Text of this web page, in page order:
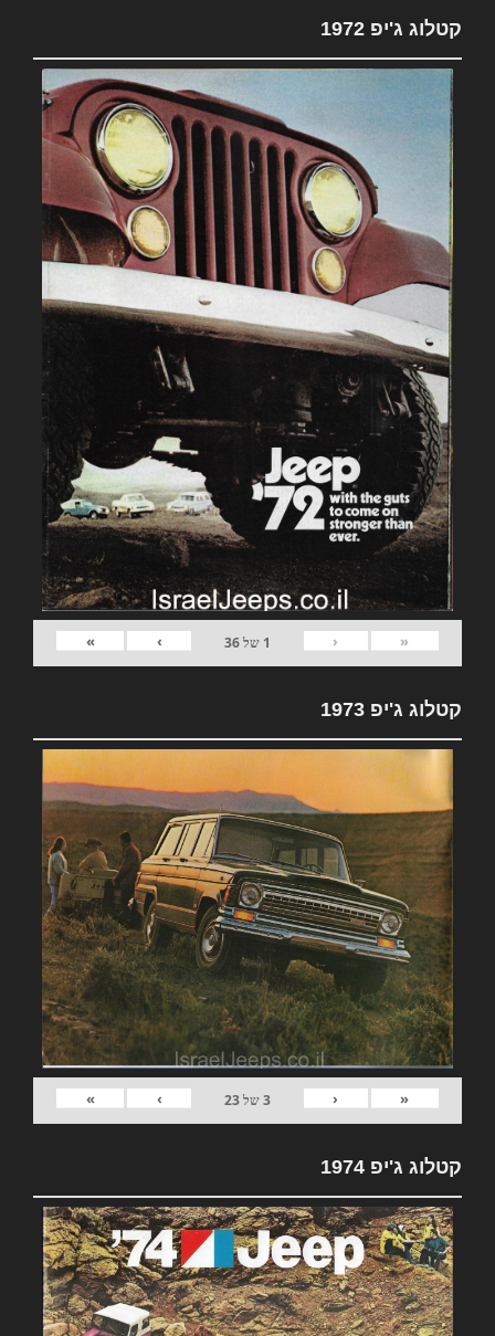
קטלוג ג'יפ 1972
«
‹
1 של36
›
»
קטלוג ג'יפ 1973
«
‹
3של23
›
»
קטלוג ג'יפ 1974